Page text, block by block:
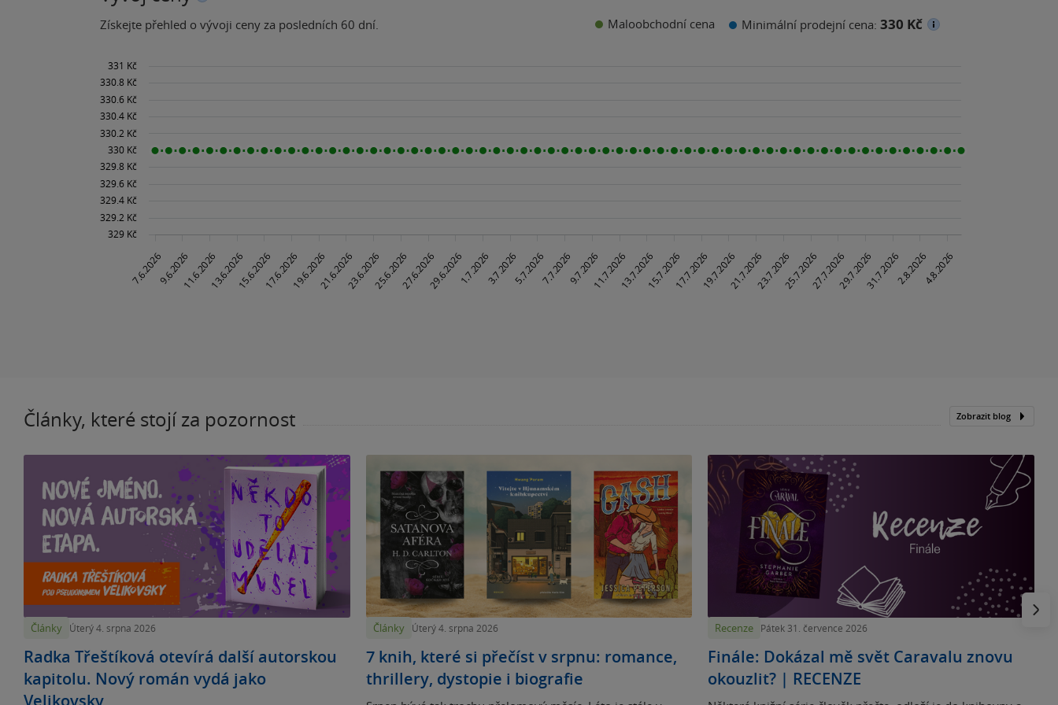
Získejte přehled o vývoji ceny za posledních 60 dní. Maloobchodní cena Minimální prodejní cena: 330 Kč
Články, které stojí za pozornost Zobrazit blog
Články Úterý 4. srpna 2026
Radka Třeštíková otevírá další autorskou
kapitolu. Nový román vydá jako
Velikovsky
Články Úterý 4. srpna 2026
7 knih, které si přečíst v srpnu: romance,
thrillery, dystopie i biografie
Recenze Pátek 31. července 2026
Finále: Dokázal mě svět Caravalu znovu
okouzlit? | RECENZE